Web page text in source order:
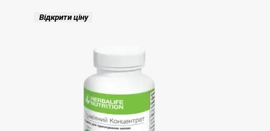
Відкрити ціну